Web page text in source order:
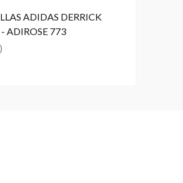
ADIDAS DERRICK
- ADIROSE 773